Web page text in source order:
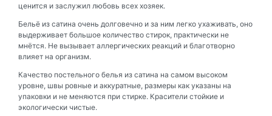
ценится и заслужил любовь всех хозяек.
Бельё из сатина очень долговечно и за ним легко ухаживать, оно
выдерживает большое количество стирок, практически не
мнётся. Не вызывает аллергических реакций и благотворно
влияет на организм.
Качество постельного белья из сатина на самом высоком
уровне, швы ровные и аккуратные, размеры как указаны на
упаковки и не меняются при стирке. Красители стойкие и
экологически чистые.